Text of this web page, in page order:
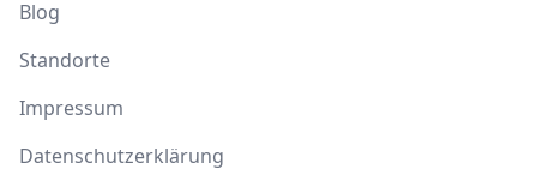
Blog
Standorte
Impressum
Datenschutzerklärung